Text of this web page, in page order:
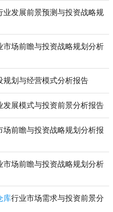
业发展前景预测与投资战略规
市场前瞻与投资战略规划分析
规划与经营模式分析报告
发展模式与投资前景分析报告
场前瞻与投资战略规划分析报
市场前瞻与投资战略规划分析
库行业市场需求与投资前景分